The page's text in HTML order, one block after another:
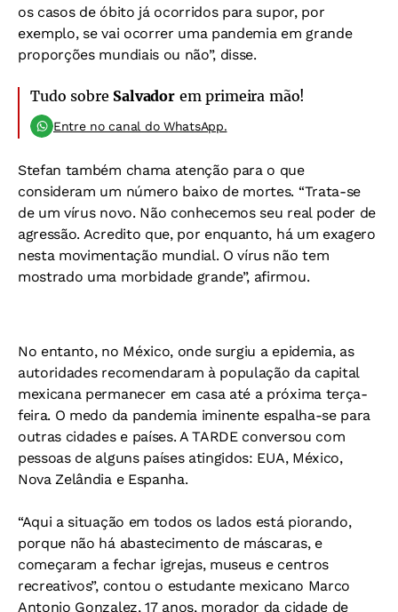
os casos de óbito já ocorridos para supor, por
exemplo, se vai ocorrer uma pandemia em grande
proporções mundiais ou não”, disse.
Tudo sobre Salvadorem primeira mão!
Entre no canal do WhatsApp.
Stefan também chama atenção para o que
consideram um número baixo de mortes. “Trata-se
de um vírus novo. Não conhecemos seu real poder de
agressão. Acredito que, por enquanto, há um exagero
nesta movimentação mundial. O vírus não tem
mostrado uma morbidade grande”, afirmou.
No entanto, no México, onde surgiu a epidemia, as
autoridades recomendaram à população da capital
mexicana permanecer em casa até a próxima terça-
feira. O medo da pandemia iminente espalha-se para
outras cidades e países. A TARDE conversou com
pessoas de alguns países atingidos: EUA, México,
Nova Zelândia e Espanha.
“Aqui a situação em todos os lados está piorando,
porque não há abastecimento de máscaras, e
começaram a fechar igrejas, museus e centros
recreativos”, contou o estudante mexicano Marco
Antonio Gonzalez, 17 anos, morador da cidade de